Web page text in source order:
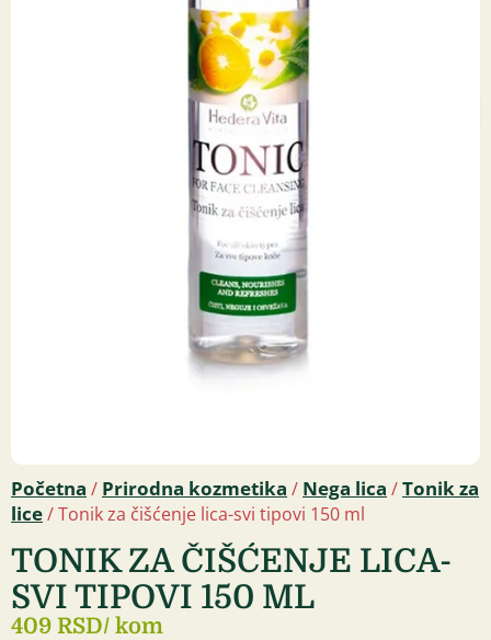
Početna / Prirodna kozmetika / Nega lica /Tonik za
lice/ Tonik za čišćenje lica-svi tipovi 150 ml
TONIK ZA ČIŠĆENJE LICA-
SVI TIPOVI 150 ML
409 RSD/ kom